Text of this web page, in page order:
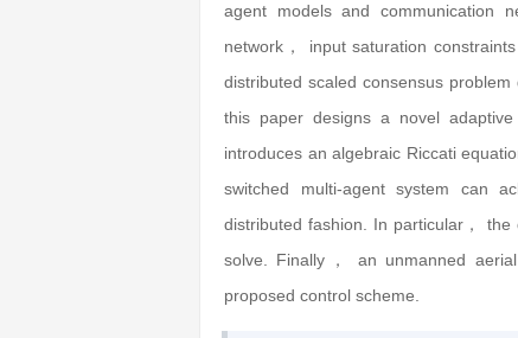
agent models and communication
network， input saturation
distributed scaled consensus
this paper designs a novel
introduces an algebraic Riccati
switched multi-agent system can
distributed fashion. In particular，
solve. Finally， an unmanned
proposed control scheme.